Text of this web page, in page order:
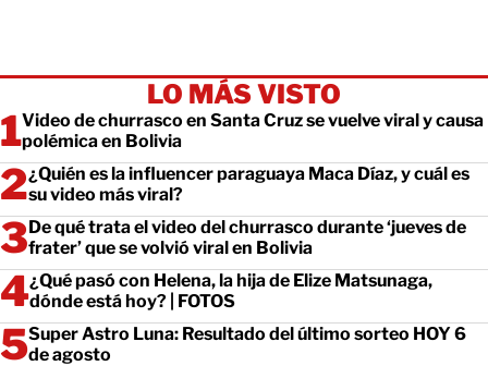
LO MÁS VISTO
Video de churrasco en Santa Cruz se vuelve viral y causa
polémica en Bolivia
¿Quién es la influencer paraguaya Maca Díaz, y cuál es
su video más viral?
De qué trata el video del churrasco durante ‘jueves de
frater’ que se volvió viral en Bolivia
¿Qué pasó con Helena, la hija de Elize Matsunaga,
dónde está hoy? | FOTOS
Super Astro Luna: Resultado del último sorteo HOY 6
de agosto